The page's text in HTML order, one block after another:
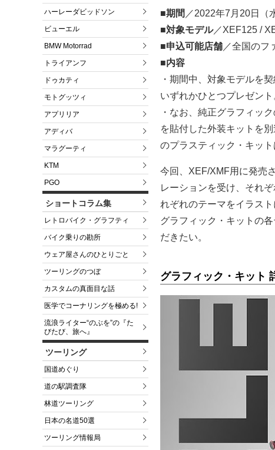
ハーレーダビッドソン
ビューエル
BMW Motorrad
トライアンフ
ドゥカティ
モトグッツィ
アプリリア
アディバ
マラグーティ
KTM
PGO
ショートコラム集
レトロバイク・グラフティ
バイク乗りの勘所
ウェア屋さんのひとりごと
ツーリングのつぼ
カスタムの真面目な話
医学でコーナリングを極める!
流浪ライター“のぶを”の『た
びたび、旅へ』
ツーリング
国道めぐり
道の駅調査隊
林道ツーリング
日本の名道50選
ツーリング情報局
■期間 ／2022年7月20日（
■対象モデル／XEF125 /
■申込可能店舗 ／全国のフ
■内容
・期間中、対象モデルを
いずれかひとつプレゼント
・なお、純正グラフィッ
を貼付した外装キットを
のプラスティック・キッ
今回、XEF/XMF用に発売
レーションを受け、それ
れぞれのテーマをイラス
グラフィック・キットの
だきたい。
グラフィック・キット